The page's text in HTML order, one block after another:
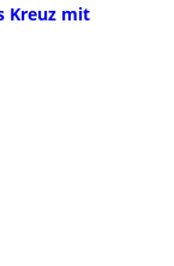
Kreuz mit